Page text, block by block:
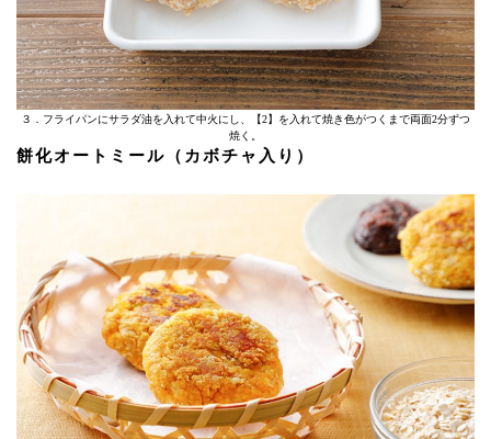
３．フライパンにサラダ油を入れて中火にし、【2】を入れて焼き色がつくまで両面2分ずつ
焼く。
餅化オートミール（カボチャ入り）